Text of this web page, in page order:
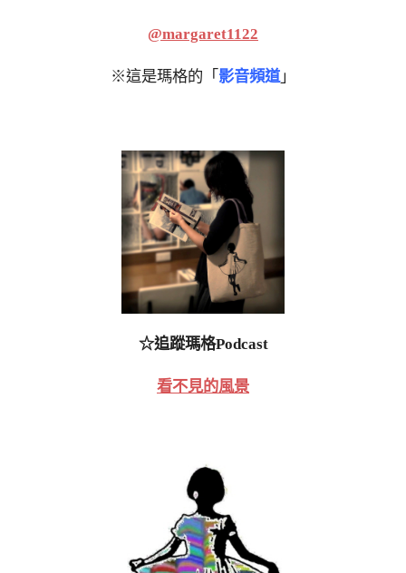
@margaret1122
※這是瑪格的「 影音頻道」
☆追蹤瑪格Podcast
看不見的風景